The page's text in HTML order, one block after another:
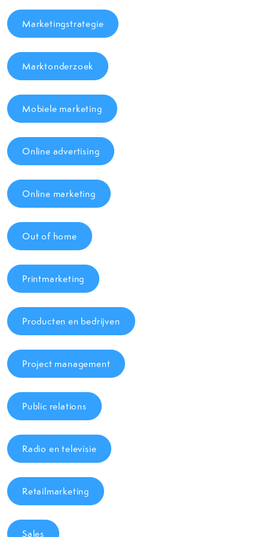
Marketingstrategie
Marktonderzoek
Mobiele marketing
Online advertising
Online marketing
Out of home
Printmarketing
Producten en bedrijven
Project management
Public relations
Radio en televisie
Retailmarketing
Sales